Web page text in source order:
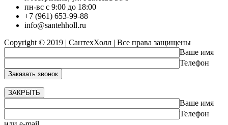
пн-вс с 9:00 до 18:00
+7 (961) 653-99-88
info@santehholl.ru
Copyright © 2019 | СантехХолл | Все права защищены
Ваше имя
Телефон
ЗАКРЫТЬ
Ваше имя
Телефон